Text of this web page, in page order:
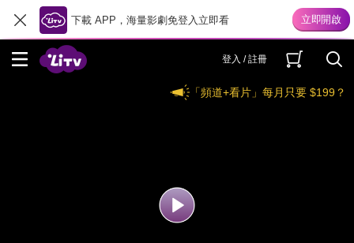
下載 APP，海量影劇免登入立即看
登入 / 註冊
「頻道+看片」每月只要 $199？